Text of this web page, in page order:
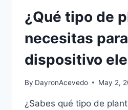
¿Qué tipo de
necesitas
dispositivo
By DayronAcevedo May 2,
¿Sabes qué tipo de